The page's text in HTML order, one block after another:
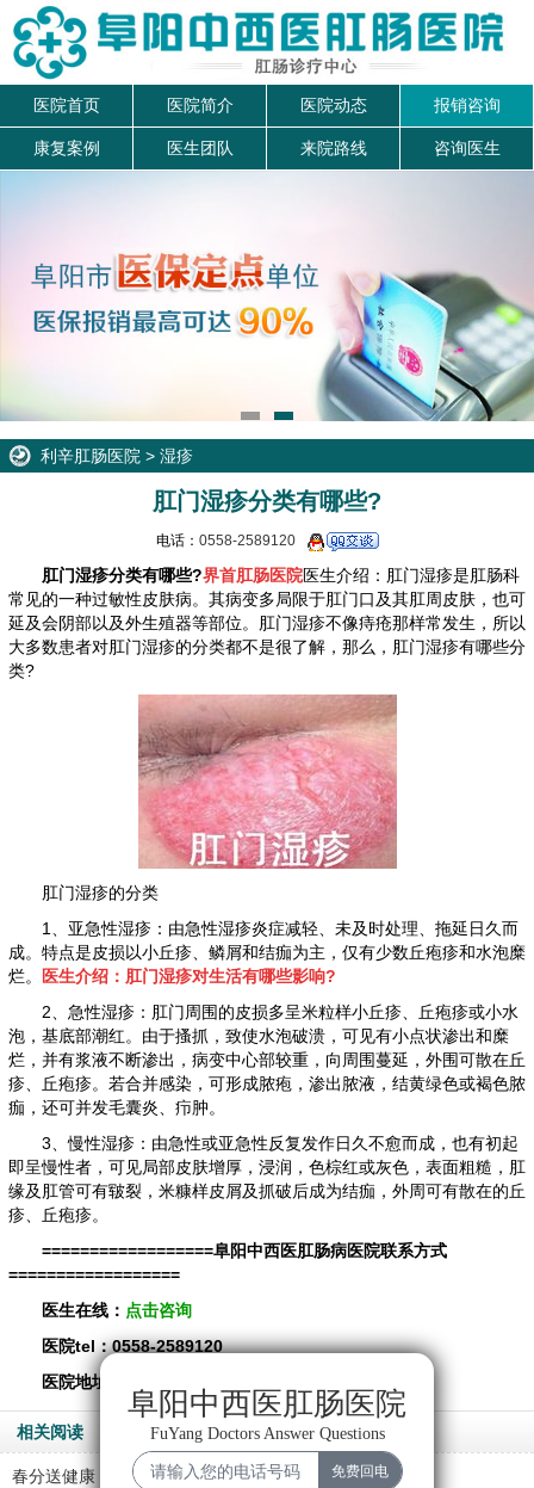
医院首页 医院简介 医院动态 报销咨询
康复案例 医生团队 来院路线 咨询医生
利辛肛肠医院 > 湿疹
肛门湿疹分类有哪些?
电话： 0558-2589120
肛门湿疹分类有哪些?界首肛肠医院医生介绍：肛门湿疹是肛肠科
常见的一种过敏性皮肤病。其病变多局限于肛门口及其肛周皮肤，也可
延及会阴部以及外生殖器等部位。肛门湿疹不像痔疮那样常发生，所以
大多数患者对肛门湿疹的分类都不是很了解，那么，肛门湿疹有哪些分
类?
肛门湿疹的分类
1、亚急性湿疹：由急性湿疹炎症减轻、未及时处理、拖延日久而
成。特点是皮损以小丘疹、鳞屑和结痂为主，仅有少数丘疱疹和水泡糜
烂。
医生介绍： 肛门湿疹对生活有哪些影响?
2、急性湿疹：肛门周围的皮损多呈米粒样小丘疹、丘疱疹或小水
泡，基底部潮红。由于搔抓，致使水泡破溃，可见有小点状渗出和糜
烂，并有浆液不断渗出，病变中心部较重，向周围蔓延，外围可散在丘
疹、丘疱疹。若合并感染，可形成脓疱，渗出脓液，结黄绿色或褐色脓
痂，还可并发毛囊炎、疖肿。
3、慢性湿疹：由急性或亚急性反复发作日久不愈而成，也有初起
即呈慢性者，可见局部皮肤增厚，浸润，色棕红或灰色，表面粗糙，肛
缘及肛管可有皲裂，米糠样皮屑及抓破后成为结痂，外周可有散在的丘
疹、丘疱疹。
==================阜阳中西医肛肠病医院联系方式
==================
医生在线： 点击咨询
医院tel：0558-2589120
医院地址：阜阳经济技术开发区新阳大道12号。
相关阅读
春分送健康，义诊暖人心！…
阜阳中西医肛肠医院
FuYang Doctors Answer Questions